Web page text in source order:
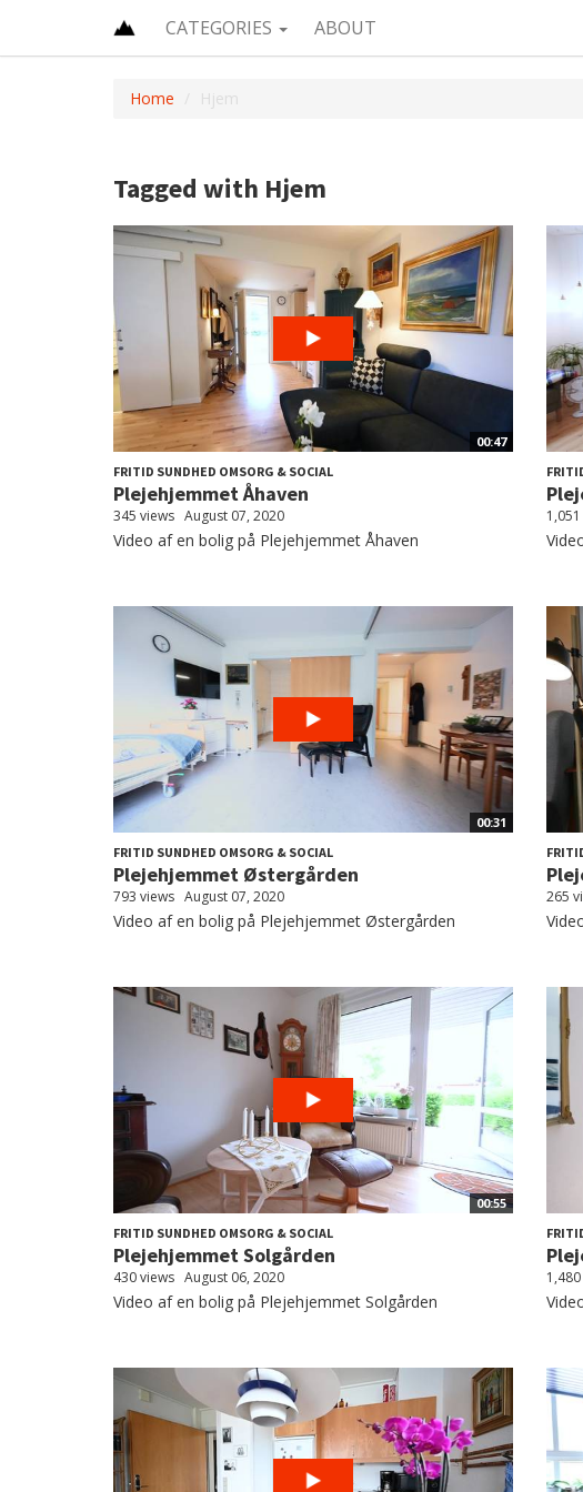
CATEGORIES ABOUT
Home Hjem
Tagged with Hjem
00:47
FRITID SUNDHED OMSORG & SOCIAL
Plejehjemmet Åhaven
345 views August 07, 2020
Video af en bolig på Plejehjemmet Åhaven
00:31
FRITID SUNDHED OMSORG & SOCIAL
Plejehjemmet Østergården
793 views August 07, 2020
Video af en bolig på Plejehjemmet Østergården
265
00:55
FRITID SUNDHED OMSORG & SOCIAL
Plejehjemmet Solgården
430 views August 06, 2020
Video af en bolig på Plejehjemmet Solgården